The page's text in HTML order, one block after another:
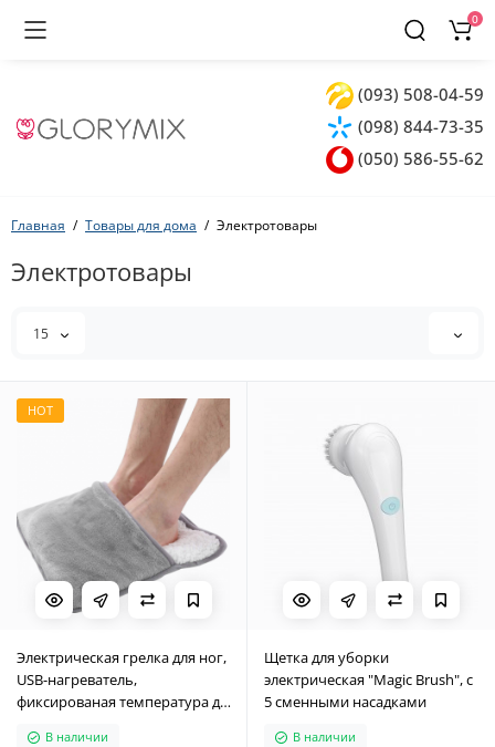
(093) 508-04-59
(098) 844-73-35
(050) 586-55-62
0
Главная Товары для дома Электротовары
Электротовары
15
HOT
Электрическая грелка для ног,
USB-нагреватель,
фиксированая температура до
В наличии
Щетка для уборки
электрическая "Magic Brush", с
5 сменными насадками
В наличии